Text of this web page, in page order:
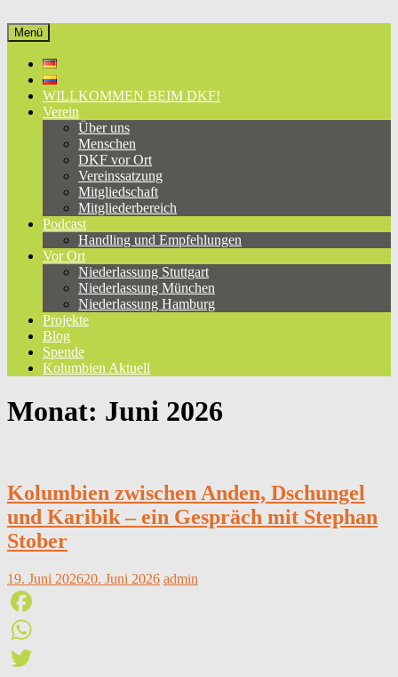
Inhalt
springen
Deutsch-Kolumbianischer Freundeskreis e.V.
eine Brücke zwischen Deutschland und Kolumbien, seit 1981
Menü
WILLKOMMEN BEIM DKF!
Verein
Über uns
Menschen
DKF vor Ort
Vereinssatzung
Mitgliedschaft
Mitgliederbereich
Podcast
Handling und Empfehlungen
Vor Ort
Niederlassung Stuttgart
Niederlassung München
Niederlassung Hamburg
Projekte
Blog
Spende
Kolumbien Aktuell
Monat: Juni 2026
Kolumbien zwischen Anden, Dschungel
und Karibik – ein Gespräch mit Stephan
Stober
19. Juni 202620. Juni 2026 admin
Facebook
WhatsApp